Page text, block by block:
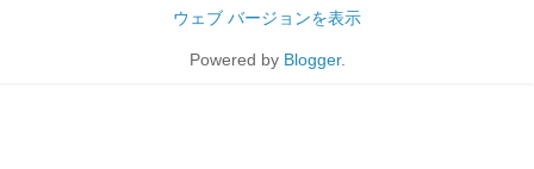
ウェブ バージョンを表示
Powered by Blogger.